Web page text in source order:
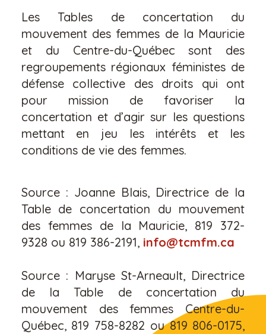
Les Tables de concertation du
mouvement des femmes de la Mauricie
et du Centre-du-Québec sont des
regroupements régionaux féministes de
défense collective des droits qui ont
pour mission de favoriser la
concertation et d’agir sur les questions
mettant en jeu les intérêts et les
conditions de vie des femmes.
Source : Joanne Blais, Directrice de la
Table de concertation du mouvement
des femmes de la Mauricie, 819 372-
9328 ou 819 386-2191, info@tcmfm.ca
Source : Maryse St-Arneault, Directrice
de la Table de concertation du
mouvement des femmes Centre-du-
Québec, 819 758-8282 ou 819 806-0175,